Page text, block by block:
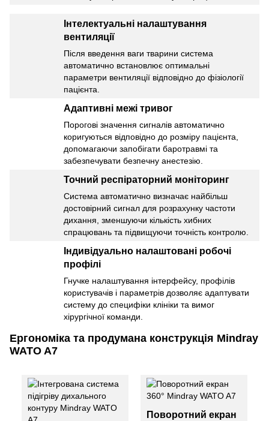
Інтелектуальні налаштування
вентиляції
Після введення ваги тварини система
автоматично встановлює оптимальні
параметри вентиляції відповідно до фізіології
пацієнта.
Адаптивні межі тривог
Порогові значення сигналів автоматично
коригуються відповідно до розміру пацієнта,
допомагаючи запобігати баротравмі та
забезпечувати безпечну анестезію.
Точний респіраторний моніторинг
Система автоматично визначає найбільш
достовірний сигнал для розрахунку частоти
дихання, зменшуючи кількість хибних
спрацювань та підвищуючи точність контролю.
Індивідуально налаштовані робочі
профілі
Гнучке налаштування інтерфейсу, профілів
користувачів і параметрів дозволяє адаптувати
систему до специфіки клініки та вимог
хірургічної команди.
Ергономіка та продумана конструкція Mindray
WATO A7
Поворотний екран